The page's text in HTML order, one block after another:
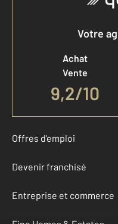
Votre
Achat
Vente
9,2/10
Offres d'emploi
Devenir franchisé
Entreprise et commerce